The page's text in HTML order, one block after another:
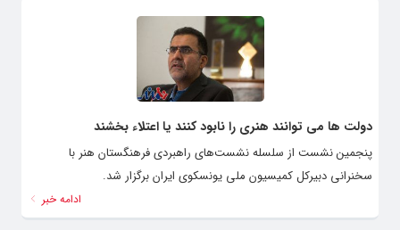
دولت ها می توانند هنری را نابود کنند یا اعتلاء بخشند
پنجمین نشست از سلسله نشست‌های راهبردی فرهنگستان هنر با
سخنرانی دبیرکل کمیسیون ملی یونسکوی ایران برگزار شد.
ادامه خبر